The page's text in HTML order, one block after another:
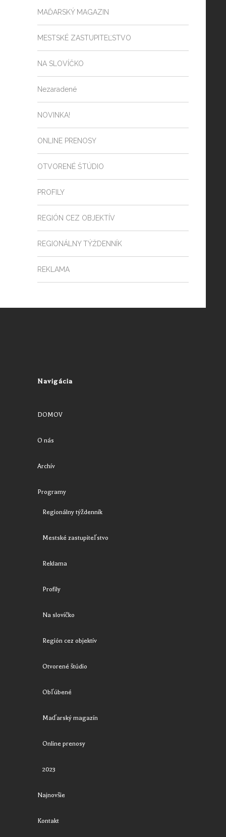
MAĎARSKÝ MAGAZIN
MESTSKÉ ZASTUPITEĽSTVO
NA SLOVÍČKO
Nezaradené
NOVINKA!
ONLINE PRENOSY
OTVORENÉ ŠTÚDIO
PROFILY
REGIÓN CEZ OBJEKTÍV
REGIONÁLNY TÝŽDENNÍK
REKLAMA
Navigácia
DOMOV
O nás
Archív
Programy
Regionálny týždenník
Mestské zastupiteľstvo
Reklama
Profily
Na slovíčko
Región cez objektív
Otvorené štúdio
Obľúbené
Maďarský magazín
Online prenosy
2023
Najnovšie
Kontakt